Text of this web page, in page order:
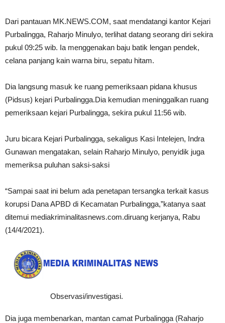
Dari pantauan MK.NEWS.COM, saat mendatangi kantor Kejari
Purbalingga, Raharjo Minulyo, terlihat datang seorang diri sekira
pukul 09:25 wib. Ia menggenakan baju batik lengan pendek,
celana panjang kain warna biru, sepatu hitam.
Dia langsung masuk ke ruang pemeriksaan pidana khusus
(Pidsus) kejari Purbalingga.Dia kemudian meninggalkan ruang
pemeriksaan kejari Purbalingga, sekira pukul 11:56 wib.
Juru bicara Kejari Purbalingga, sekaligus Kasi Intelejen, Indra
Gunawan mengatakan, selain Raharjo Minulyo, penyidik juga
memeriksa puluhan saksi-saksi
“Sampai saat ini belum ada penetapan tersangka terkait kasus
korupsi Dana APBD di Kecamatan Purbalingga,”katanya saat
ditemui mediakriminalitasnews.com.diruang kerjanya, Rabu
(14/4/2021).
Observasi/investigasi.
Dia juga membenarkan, mantan camat Purbalingga (Raharjo